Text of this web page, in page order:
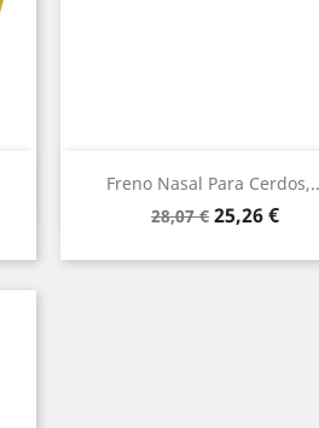
Freno Nasal Para
Precio
28,07 € Precio
25,26 €
Vista rápida